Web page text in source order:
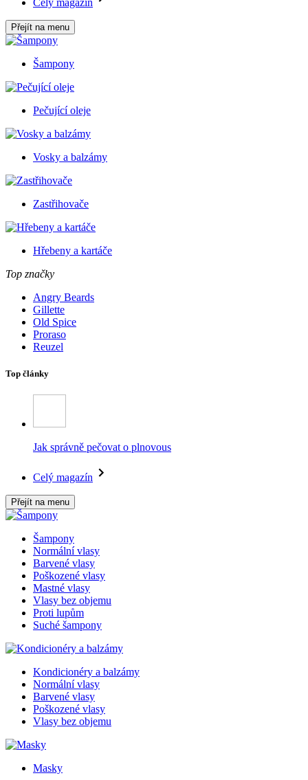
Přejít na menu
Šampony
Pečující oleje
Vosky a balzámy
Zastřihovače
Hřebeny a kartáče
Top značky
Angry Beards
Gillette
Old Spice
Proraso
Reuzel
Top články
Jak správně pečovat o plnovous
Celý magazín
Přejít na menu
Šampony
Normální vlasy
Barvené vlasy
Poškozené vlasy
Mastné vlasy
Vlasy bez objemu
Proti lupům
Suché šampony
Kondicionéry a balzámy
Normální vlasy
Barvené vlasy
Poškozené vlasy
Vlasy bez objemu
Masky